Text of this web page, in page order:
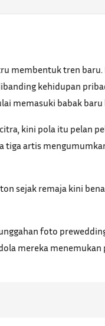
membentuk tren
kehidupan
memasuki babak
kini pola itu pelan
tiga artis
sejak remaja kini
foto
mereka